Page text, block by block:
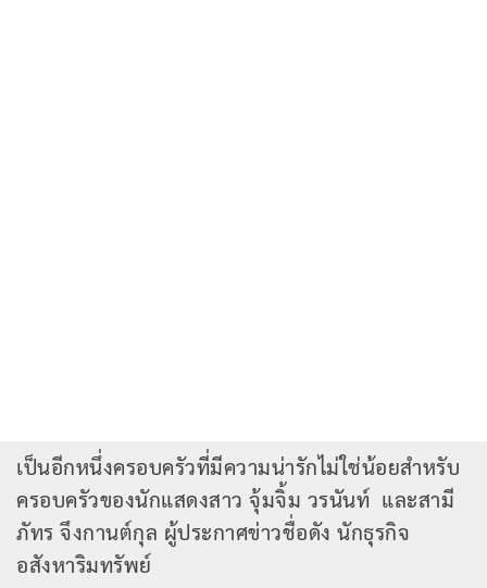
เป็นอีกหนึ่งครอบครัวที่มีความน่ารักไม่ใช่น้อยสำหรับ
ครอบครัวของนักแสดงสาว จุ้มจิ้ม วรนันท์ และสามี
ภัทร จึงกานต์กุล ผู้ประกาศข่าวชื่อดัง นักธุรกิจ
อสังหาริมทรัพย์